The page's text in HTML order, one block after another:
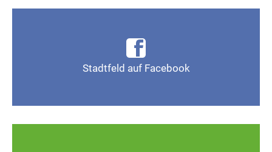
Stadtfeld auf Facebook
Seite Magdeburg-Stadtfeld